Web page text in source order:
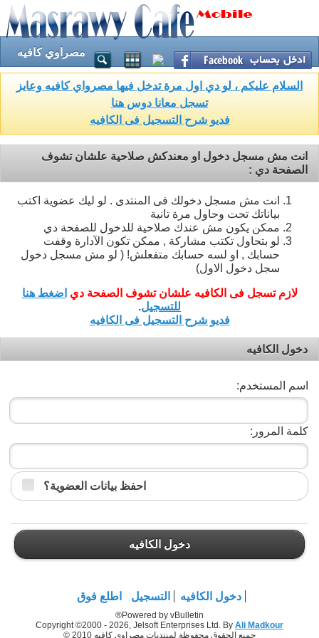
مصراوي كافيه
السلام عليكم ، لو دي اول مرة تدخل فيها مصرواي كافيه وعايز
تسجل معانا دوس هنا
فديو شرح التسجيل فى الكافيه
انت مش مسجل دخول او معندكش صلاحية علشان تشوف
الصفحة دي :
انت مش مسجل دخولك فى المنتدى . لو ليك عضوية اكتب
بياناتك تحت وحاول مرة تانية
ممكن يكون مش عندك صلاحية للدخول للصفحة دي
لو بتحاول تكتب مشاركة , ممكن تكون الآدارة وقفت
حسابك , او لسه حسابك متفعلش! ( لو مش مسجل دخول
سجل دخول الاول)
لازم تسجل فى الكافيه علشان تشوف الصفحة دي اضغط هنا
للتسجيل.
فديو شرح التسجيل فى الكافيه
دخول الكافيه
اسم المستخدم:
كلمة المرور:
احفظ بيانات العضوية؟
دخول الكافيه
دخول الكافيه التسجيل اطلع فوق
Powered by vBulletin®
Copyright ©2000 - 2026, Jelsoft Enterprises Ltd. By Ali Madkour
جميع الحقوق محفوظة لمنتديات مصراوي كافيه 2010 ©